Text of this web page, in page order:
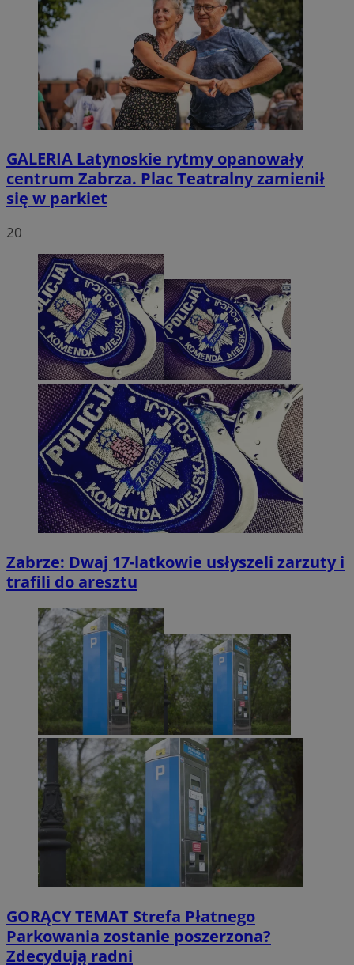
GALERIA Latynoskie rytmy opanowały
centrum Zabrza. Plac Teatralny zamienił
się w parkiet
20
Zabrze: Dwaj 17-latkowie usłyszeli zarzuty i
trafili do aresztu
GORĄCY TEMAT Strefa Płatnego
Parkowania zostanie poszerzona?
Zdecydują radni